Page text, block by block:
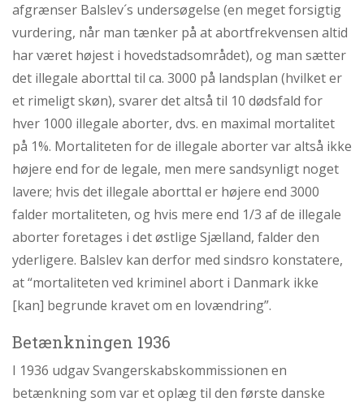
afgrænser Balslev´s undersøgelse (en meget forsigtig
vurdering, når man tænker på at abortfrekvensen altid
har været højest i hovedstadsområdet), og man sætter
det illegale aborttal til ca. 3000 på landsplan (hvilket er
et rimeligt skøn), svarer det altså til 10 dødsfald for
hver 1000 illegale aborter, dvs. en maximal mortalitet
på 1%. Mortaliteten for de illegale aborter var altså ikke
højere end for de legale, men mere sandsynligt noget
lavere; hvis det illegale aborttal er højere end 3000
falder mortaliteten, og hvis mere end 1/3 af de illegale
aborter foretages i det østlige Sjælland, falder den
yderligere. Balslev kan derfor med sindsro konstatere,
at “mortaliteten ved kriminel abort i Danmark ikke
[kan] begrunde kravet om en lovændring”.
Betænkningen 1936
I 1936 udgav Svangerskabskommissionen en
betænkning som var et oplæg til den første danske